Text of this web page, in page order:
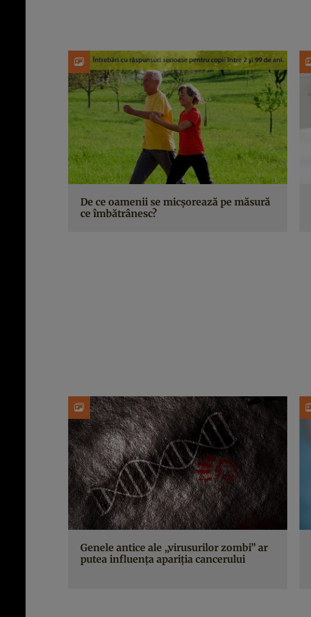
De ce oamenii se micșorează pe măsură
ce îmbătrânesc?
Genele antice ale „virusurilor zombi” ar
putea influența apariția cancerului